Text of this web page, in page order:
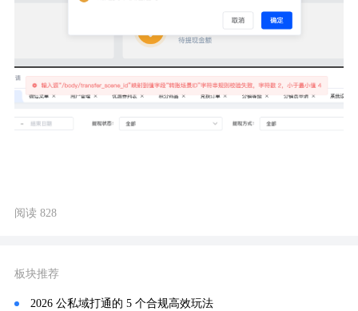
阅读 828
板块推荐
2026 公私域打通的 5 个合规高效玩法